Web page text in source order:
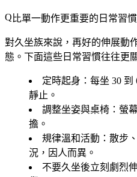
比單一動作更重要的日常習慣
對久坐族來說，再好的伸展動
態。下面這些日常習慣往往更
定時起身 ：每坐 30
靜止。
調整坐姿與桌椅 ：螢
擔。
規律溫和活動 ：散步
況，因人而異。
不要久坐後立刻劇烈